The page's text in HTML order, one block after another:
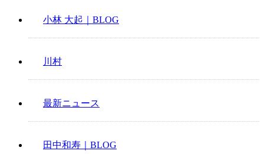
小林 大起｜BLOG
川村
最新ニュース
田中和寿｜BLOG